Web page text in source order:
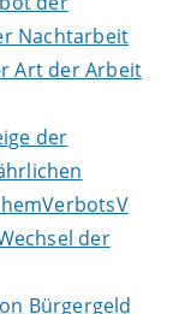
Nachtarbeit
Art der Arbeit
der
der
Bürgergeld